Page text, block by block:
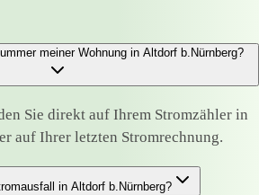
meiner Wohnung in Altdorf b.Nürnberg?
Sie direkt auf Ihrem Stromzähler in
auf Ihrer letzten Stromrechnung.
in Altdorf b.Nürnberg?